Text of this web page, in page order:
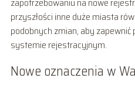
przyszłości inne duże miasta
podobnych zmian, aby zapewnić
systemie rejestracyjnym.
Nowe oznaczenia w